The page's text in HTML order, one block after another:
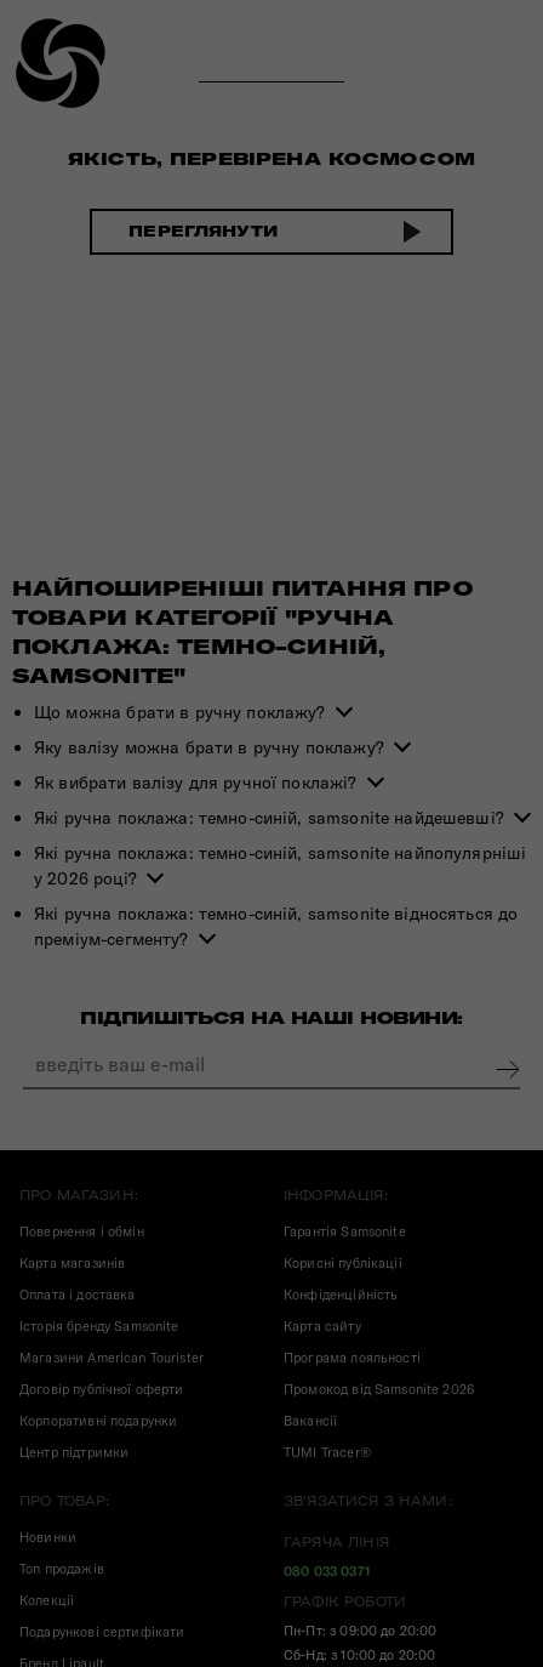
ЯКІСТЬ, ПЕРЕВІРЕНА КОСМОСОМ
ПЕРЕГЛЯНУТИ
НАЙПОШИРЕНІШІ ПИТАННЯ ПРО
ТОВАРИ КАТЕГОРІЇ "РУЧНА
ПОКЛАЖА: ТЕМНО-СИНІЙ,
SAMSONITE"
Що можна брати в ручну поклажу?
Яку валізу можна брати в ручну поклажу?
Як вибрати валізу для ручної поклажі?
Які ручна поклажа: темно-синій, samsonite найдешевші?
Які ручна поклажа: темно-синій, samsonite найпопулярніші
у 2026 році?
Які ручна поклажа: темно-синій, samsonite відносяться до
преміум-сегменту?
ПІДПИШІТЬСЯ НА НАШІ НОВИНИ:
ПРО МАГАЗИН:
Повернення і обмін
Карта магазинів
Оплата і доставка
Історія бренду Samsonite
Магазини American Tourister
Договір публічної оферти
Корпоративні подарунки
Центр підтримки
ІНФОРМАЦІЯ:
Гарантія Samsonite
Корисні публікації
Конфіденційність
Карта сайту
Програма лояльності
Промокод від Samsonite 2026
Вакансії
TUMI Tracer®
ПРО ТОВАР:
Новинки
Топ продажів
Колекції
Подарункові сертифікати
Бренд Lipault
ЗВ'ЯЗАТИСЯ З НАМИ:
ГАРЯЧА ЛІНІЯ
080 033 0371
ГРАФІК РОБОТИ
Пн-Пт: з 09:00 до 20:00
Сб-Нд: з 10:00 до 20:00